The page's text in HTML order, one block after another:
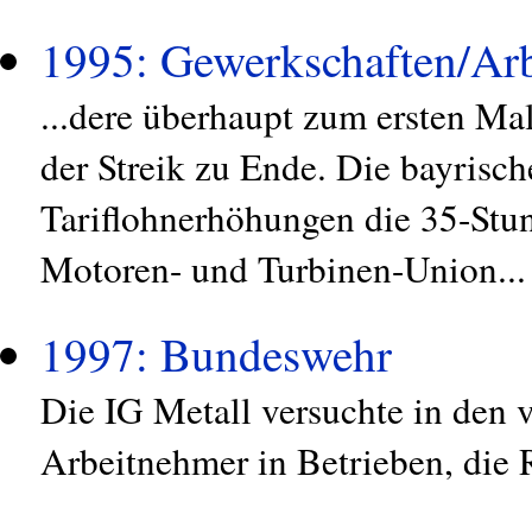
1995: Gewerkschaften/
...dere überhaupt zum ersten
der Streik zu Ende. Die
Tariflohnerhöhungen die 35-
Motoren- und Turbinen-Union...
1997: Bundeswehr
Die IG Metall versuchte in den
Arbeitnehmer in Betrieben, die